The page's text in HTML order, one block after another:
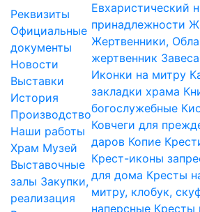
Реквизиты
Официальные
документы
Новости
Выставки
История
Производство
Наши работы
Храм Музей
Выставочные
залы Закупки,
реализация
Евхаристический
принадлежности
Жертвенники,
жертвенник
Иконки на митру
закладки храма
богослужебные
Ковчеги для
даров Копие
Крест-иконы
для дома Кресты
митру, клобук,
наперсные Кресты